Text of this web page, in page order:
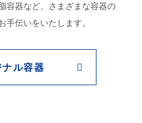
容器など、さまざまな容器の
手伝いをいたします。
ル容器